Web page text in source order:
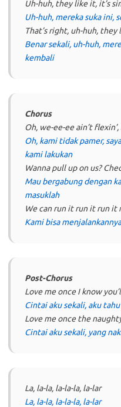
Uh-huh, they like it, it’s
Uh-huh, mereka suka ini,
That’s right, uh-huh,
Benar sekali, uh-huh,
kembali
Chorus
Oh, we-ee-ee ain’t
Oh, kami tidak pamer,
kami lakukan
Wanna pull up on us?
Mau bergabung dengan
masuklah
We can run it run it run it
Kami bisa
Post-Chorus
Love me once I know
Cintai aku sekali, aku
Love me once the
Cintai aku sekali, yang
La, la-la, la-la-la, la-lar
La, la-la, la-la-la, la-lar